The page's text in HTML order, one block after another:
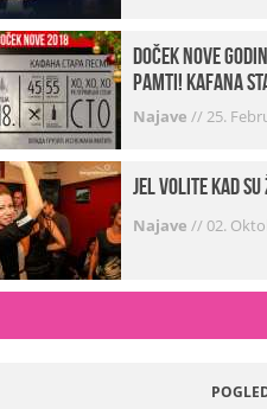
Doček Nove
pamti! Kafana
Najave //25.
Jel volite kad su
Najave //02.